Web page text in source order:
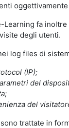
Learning fa
degli utenti.
log files di
(IP);
del
del
trattate in